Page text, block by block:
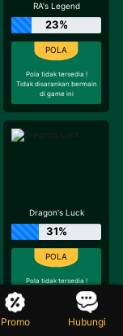
RA's Legend
23%
Pola tidak tersedia !
Tidak disarankan bermain
di game ini
Dragon's Luck
31%
Pola tidak tersedia !
Tidak disarankan bermain
Promo Hubungi